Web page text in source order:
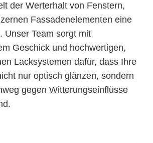
der Werterhalt von Fenstern,
Fassadenelementen eine
Unser Team sorgt mit
Geschick und hochwertigen,
Lacksystemen dafür, dass Ihre
nur optisch glänzen, sondern
gegen Witterungseinflüsse